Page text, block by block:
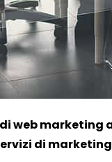
web marketing
di